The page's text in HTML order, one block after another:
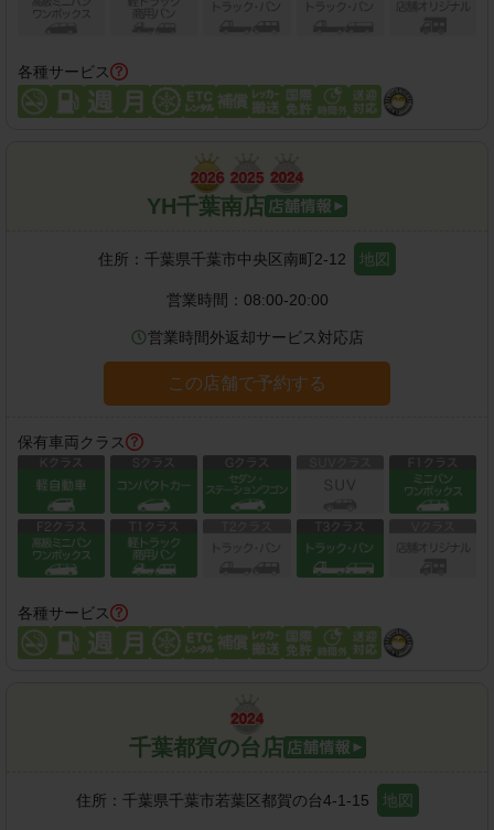
各種サービス
YH千葉南店
住所： 千葉県千葉市中央区南町2-12 地図
営業時間： 08:00-20:00
営業時間外返却サービス対応店
この店舗で予約する
保有車両クラス
各種サービス
千葉都賀の台店
住所： 千葉県千葉市若葉区都賀の台4-1-15 地図